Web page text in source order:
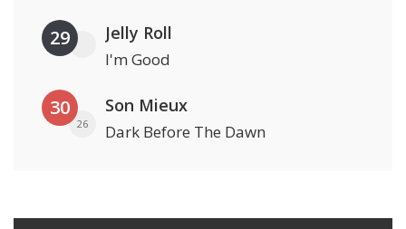
29 Jelly Roll
I'm Good
30
26
Son Mieux
Dark Before The Dawn